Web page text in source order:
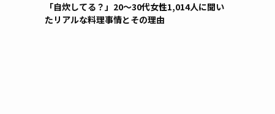
「自炊してる？」20〜30代女性1,014人に聞い
たリアルな料理事情とその理由